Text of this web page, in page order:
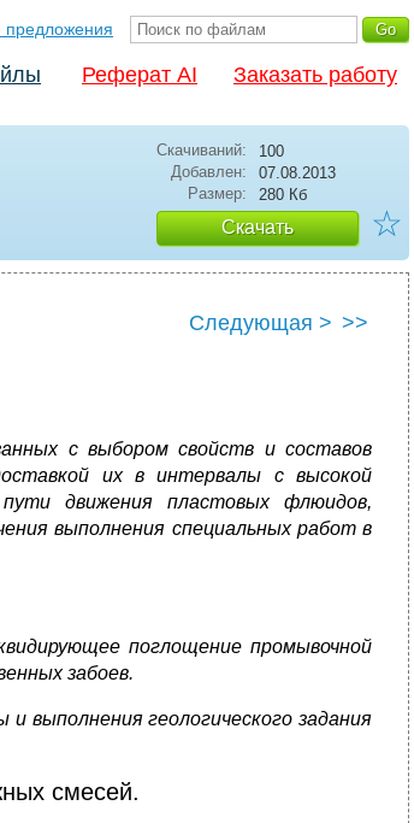
предложения
Реферат AI Заказать работу
Скачиваний:
100
Добавлен:
07.08.2013
Размер:
280 Кб
Скачать ☆
Следующая > >>
с выбором свойств и составов
их в интервалы с высокой
движения пластовых флюидов,
выполнения специальных работ в
поглощение промывочной
забоев.
выполнения геологического задания
смесей.